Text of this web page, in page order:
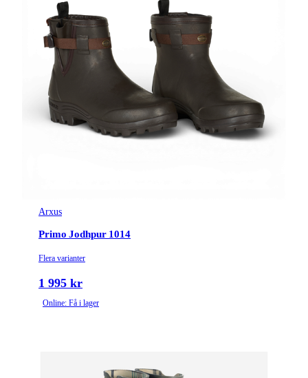
Arxus
Primo Jodhpur 1014
Flera varianter
1 995 kr
Online: Få i lager